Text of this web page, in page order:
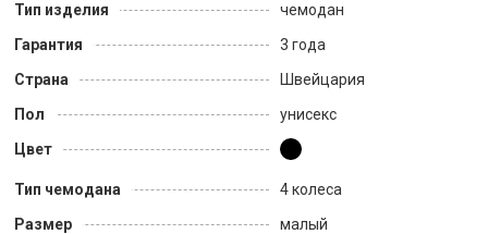
Тип изделия
чемодан
Гарантия
3 года
Страна
Швейцария
Пол
унисекс
Цвет
Тип чемодана
4 колеса
Размер
малый